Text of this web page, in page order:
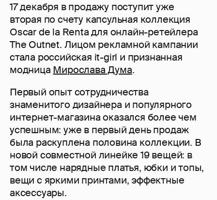
17 декабря в продажу поступит уже
вторая по счету капсульная коллекция
Oscar de la Renta для онлайн-ретейлера
The Outnet. Лицом рекламной кампании
стала российская it-girl и признанная
модница Мирослава Дума.
Первый опыт сотрудничества
знаменитого дизайнера и популярного
интернет-магазина оказался более чем
успешным: уже в первый день продаж
была раскуплена половина коллекции. В
новой совместной линейке 19 вещей: в
том числе нарядные платья, юбки и топы,
вещи с яркими принтами, эффектные
аксессуары.